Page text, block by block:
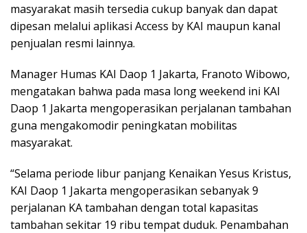
masyarakat masih tersedia cukup banyak dan dapat
dipesan melalui aplikasi Access by KAI maupun kanal
penjualan resmi lainnya.
Manager Humas KAI Daop 1 Jakarta, Franoto Wibowo,
mengatakan bahwa pada masa long weekend ini KAI
Daop 1 Jakarta mengoperasikan perjalanan tambahan
guna mengakomodir peningkatan mobilitas
masyarakat.
“Selama periode libur panjang Kenaikan Yesus Kristus,
KAI Daop 1 Jakarta mengoperasikan sebanyak 9
perjalanan KA tambahan dengan total kapasitas
tambahan sekitar 19 ribu tempat duduk. Penambahan